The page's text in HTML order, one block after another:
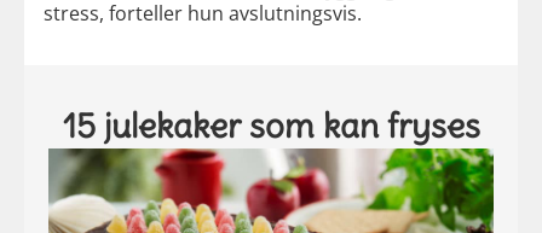
stress, forteller hun avslutningsvis.
15 julekaker som kan fryses